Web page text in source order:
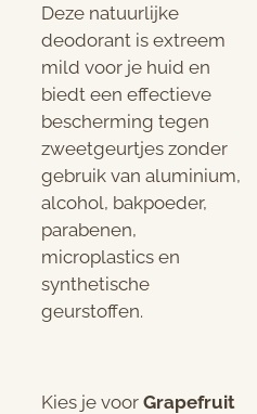
Deze natuurlijke
deodorant is extreem
mild voor je huid en
biedt een effectieve
bescherming tegen
zweetgeurtjes zonder
gebruik van aluminium,
alcohol, bakpoeder,
parabenen,
microplastics en
synthetische
geurstoffen.
Kies je voor Grapefruit